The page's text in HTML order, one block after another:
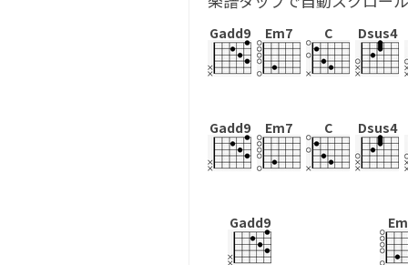
Gadd9 Em7 C Dsus4
Gadd9 Em7 C Dsus4
Gadd9